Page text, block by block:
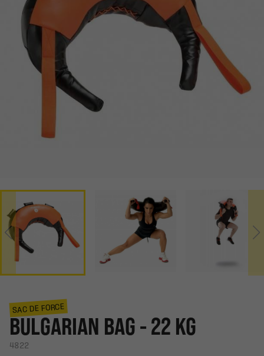
SAC DE FORCE
BULGARIAN BAG - 22 KG
4822